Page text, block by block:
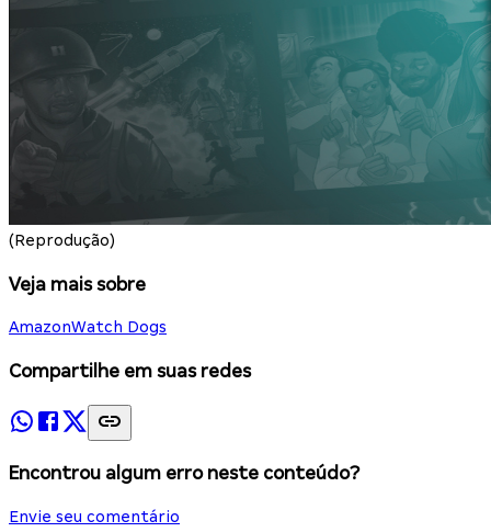
(Reprodução)
Veja mais sobre
AmazonWatch Dogs
Compartilhe em suas redes
Encontrou algum erro neste conteúdo?
Envie seu comentário